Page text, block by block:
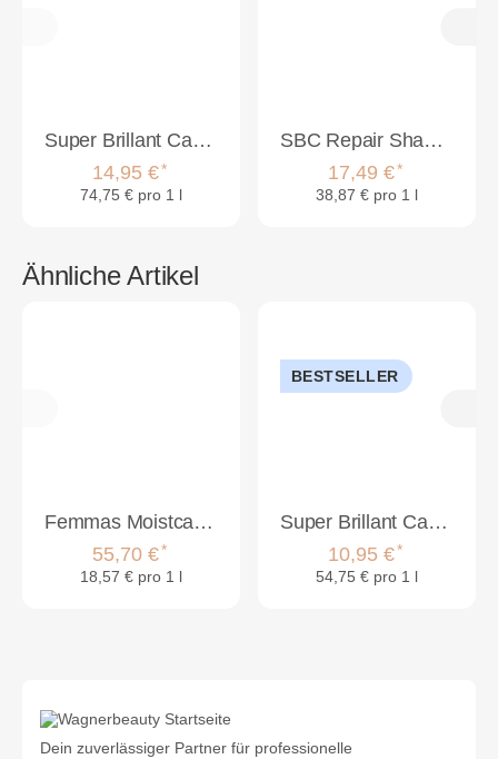
Super Brillant Care Moisture 2-Phasen Spray 200ml
14,95 €*
74,75 € pro 1 l
SBC Repair Shampoo 250ml & SBC Repair Conditioner 200ml Set
17,49 €*
38,87 € pro 1 l
Ähnliche Artikel
Femmas Moistcare Haarpflege Set XL
55,70 €*
18,57 € pro 1 l
BESTSELLER
Super Brillant Care Moisture Maske 200ml
10,95 €*
54,75 € pro 1 l
Dein zuverlässiger Partner für professionelle